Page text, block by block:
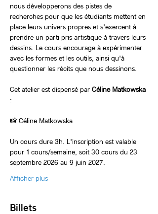
nous développerons des pistes de
recherches pour que les étudiants mettent en
place leurs univers propres et s'exercent à
prendre un parti pris artistique à travers leurs
dessins. Le cours encourage à expérimenter
avec les formes et les outils, ainsi qu'à
questionner les récits que nous dessinons.
Cet atelier est dispensé par Céline Matkowska
:
📸 Céline Matkowska
Un cours dure 3h. L'inscription est valable
pour 1 cours/semaine, soit 30 cours du 23
septembre 2026 au 9 juin 2027.
Afficher plus
Billets